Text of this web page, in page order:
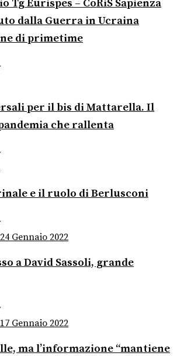
Tg Eurispes – CoRiS Sapienza
dalla Guerra in Ucraina
di primetime
per il bis di Mattarella. Il
che rallenta
e il ruolo di Berlusconi
24 Gennaio 2022
a David Sassoli, grande
17 Gennaio 2022
ma l’informazione “mantiene